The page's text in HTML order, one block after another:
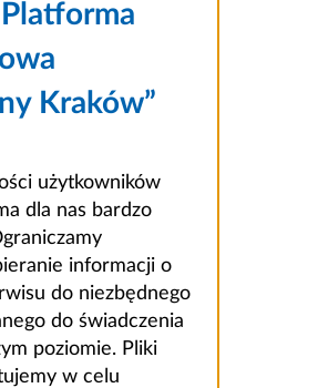
Kraków”
użytkowników
dla nas bardzo
informacji o
do niezbędnego
do świadczenia
poziomie. Pliki
w celu